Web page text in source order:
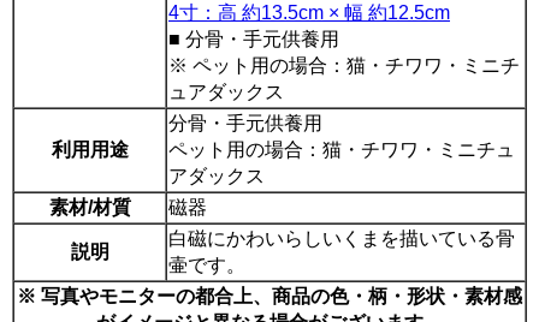
4寸：高 約13.5cm × 幅 約12.5cm
■ 分骨・手元供養用
※ ペット用の場合：猫・チワワ・ミニチ
ュアダックス
利用用途
分骨・手元供養用
ペット用の場合：猫・チワワ・ミニチュ
アダックス
素材/材質
磁器
説明
白磁にかわいらしいくまを描いている骨
壷です。
※ 写真やモニターの都合上、商品の色・柄・形状・素材感